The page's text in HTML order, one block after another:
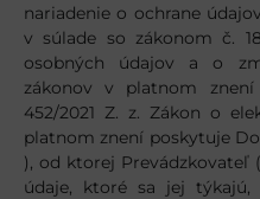
nariadenie o ochrane
v súlade so zákonom č.
osobných údajov a o
zákonov v platnom
452/2021 Z. z. Zákon o
platnom znení poskytuje
), od ktorej Prevádzkovateľ
údaje, ktoré sa jej